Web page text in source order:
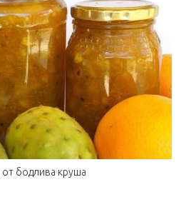
от бодлива круша